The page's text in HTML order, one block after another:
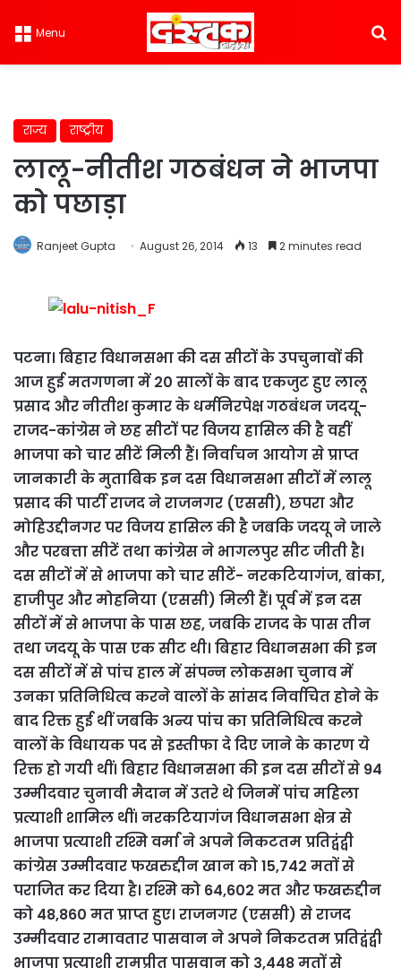
Menu
राज्य राष्ट्रीय
लालू-नीतीश गठबंधन ने भाजपा
को पछाड़ा
Ranjeet Gupta August 26, 2014 13 2 minutes read
पटना। बिहार विधानसभा की दस सीटों के उपचुनावों की
आज हुई मतगणना में 20 सालों के बाद एकजुट हुए लालू
प्रसाद और नीतीश कुमार के धर्मनिरपेक्ष गठबंधन जदयू-
राजद-कांग्रेस ने छह सीटों पर विजय हासिल की है वहीं
भाजपा को चार सीटें मिली हैं। निर्वाचन आयोग से प्राप्त
जानकारी के मुताबिक इन दस विधानसभा सीटों में लालू
प्रसाद की पार्टी राजद ने राजनगर (एससी), छपरा और
मोहिउद्दीनगर पर विजय हासिल की है जबकि जदयू ने जाले
और परबत्ता सीटें तथा कांग्रेस ने भागलपुर सीट जीती है।
दस सीटों में से भाजपा को चार सीटें- नरकटियागंज, बांका,
हाजीपुर और मोहनिया (एससी) मिली हैं। पूर्व में इन दस
सीटों में से भाजपा के पास छह, जबकि राजद के पास तीन
तथा जदयू के पास एक सीट थी। बिहार विधानसभा की इन
दस सीटों में से पांच हाल में संपन्न लोकसभा चुनाव में
उनका प्रतिनिधित्व करने वालों के सांसद निर्वाचित होने के
बाद रिक्त हुई थीं जबकि अन्य पांच का प्रतिनिधित्व करने
वालों के विधायक पद से इस्तीफा दे दिए जाने के कारण ये
रिक्त हो गयी थीं। बिहार विधानसभा की इन दस सीटों से 94
उम्मीदवार चुनावी मैदान में उतरे थे जिनमें पांच महिला
प्रत्याशी शामिल थीं। नरकटियागंज विधानसभा क्षेत्र से
भाजपा प्रत्याशी रश्मि वर्मा ने अपने निकटतम प्रतिद्वंद्वी
कांग्रेस उम्मीदवार फखरुद्दीन खान को 15,742 मतों से
पराजित कर दिया है। रश्मि को 64,602 मत और फखरुद्दीन
को 48,860 मत प्राप्त हुए। राजनगर (एससी) से राजद
उम्मीदवार रामावतार पासवान ने अपने निकटतम प्रतिद्वंद्वी
भाजपा प्रत्याशी रामप्रीत पासवान को 3,448 मतों से